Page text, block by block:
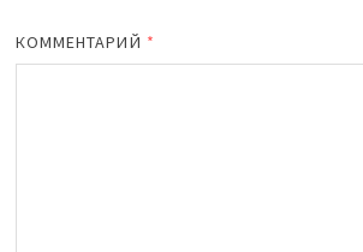
КОММЕНТАРИЙ *